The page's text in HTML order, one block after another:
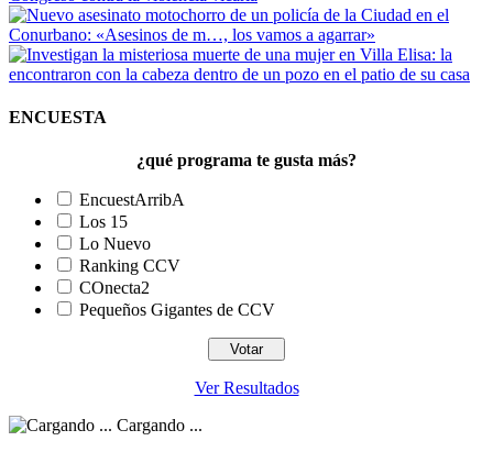
ENCUESTA
¿qué programa te gusta más?
EncuestArribA
Los 15
Lo Nuevo
Ranking CCV
COnecta2
Pequeños Gigantes de CCV
Ver Resultados
Cargando ...